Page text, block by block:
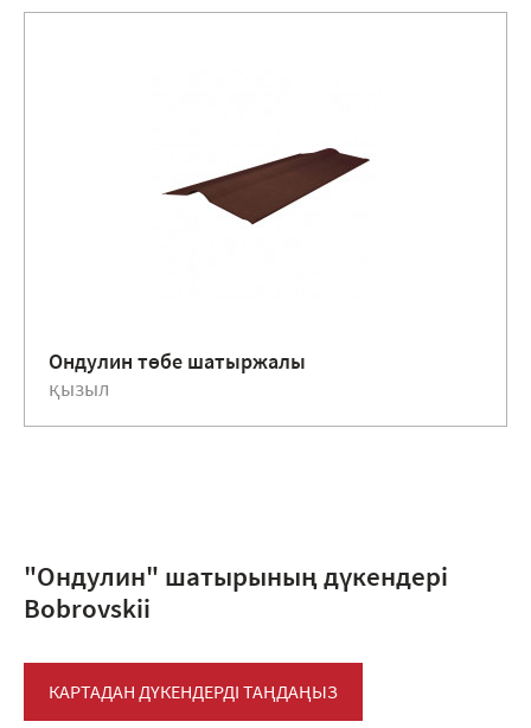
Ондулин төбе шатыржалы
қызыл
"Ондулин" шатырының дүкендері
Bobrovskii
КАРТАДАН ДҮКЕНДЕРДІ ТАҢДАҢЫЗ